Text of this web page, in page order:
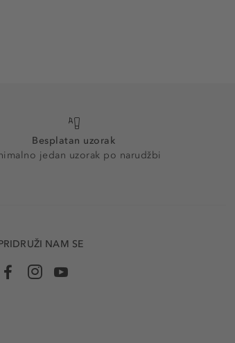
Besplatan uzorak
jedan uzorak po narudžbi
NAM SE